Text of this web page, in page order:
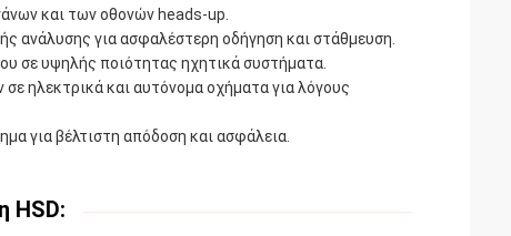
και των οθονών heads-up.
ανάλυσης για ασφαλέστερη οδήγηση και στάθμευση.
σε υψηλής ποιότητας ηχητικά συστήματα.
ηλεκτρικά και αυτόνομα οχήματα για λόγους
για βέλτιστη απόδοση και ασφάλεια.
HSD: